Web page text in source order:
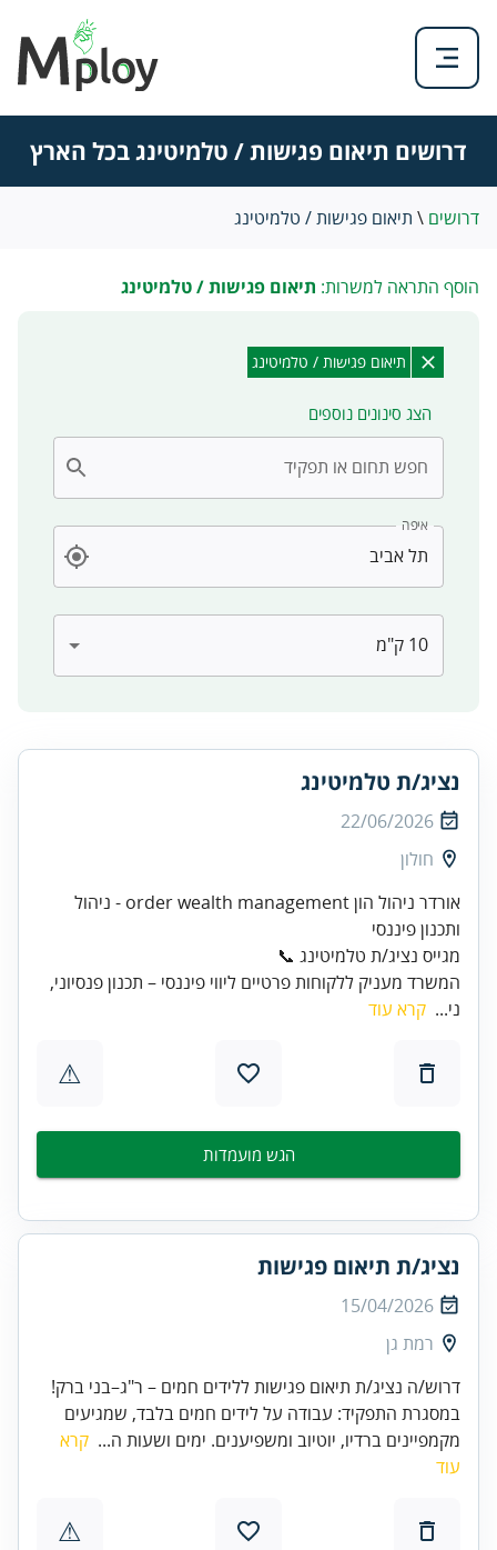
דרושים תיאום פגישות / טלמיטינג בכל הארץ
דרושים \ תיאום פגישות / טלמיטינג
הוסף התראה למשרות: תיאום פגישות / טלמיטינג
תיאום פגישות / טלמיטינג
הצג סינונים נוספים
חפש תחום או תפקיד
איפה
נציג/ת טלמיטינג
22/06/2026
חולון
אורדר ניהול הון order wealth management - ניהול
מגייס נציג/ת טלמיטינג 📞
המשרד מעניק ללקוחות פרטיים ליווי פיננסי – תכנון פנסיוני,
ני... קרא עוד
⚠
הגש מועמדות
נציג/ת תיאום פגישות
15/04/2026
רמת גן
דרוש/ה נציג/ת תיאום פגישות ללידים חמים – ר"ג–בני ברק!
במסגרת התפקיד: עבודה על לידים חמים בלבד, שמגיעים
מקמפיינים ברדיו, יוטיוב ומשפיענים. ימים ושעות ה... קרא
עוד
⚠